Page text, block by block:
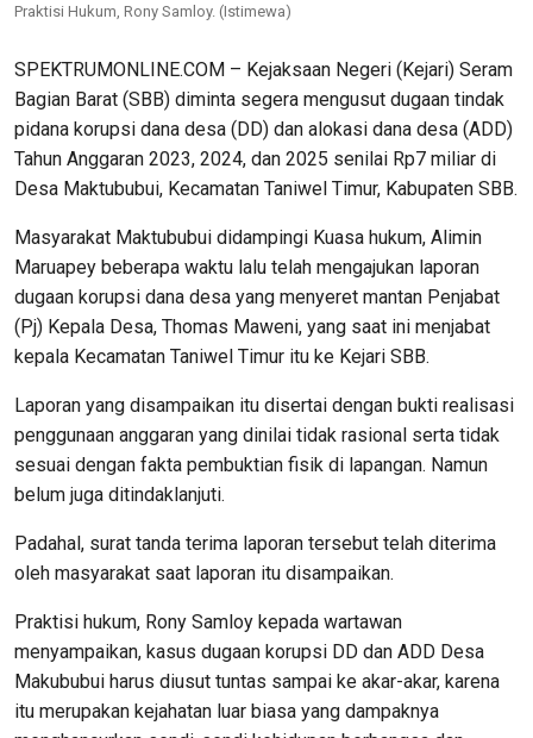
Praktisi Hukum, Rony Samloy. (Istimewa)
SPEKTRUMONLINE.COM – Kejaksaan Negeri (Kejari) Seram
Bagian Barat (SBB) diminta segera mengusut dugaan tindak
pidana korupsi dana desa (DD) dan alokasi dana desa (ADD)
Tahun Anggaran 2023, 2024, dan 2025 senilai Rp7 miliar di
Desa Maktububui, Kecamatan Taniwel Timur, Kabupaten SBB.
Masyarakat Maktububui didampingi Kuasa hukum, Alimin
Maruapey beberapa waktu lalu telah mengajukan laporan
dugaan korupsi dana desa yang menyeret mantan Penjabat
(Pj) Kepala Desa, Thomas Maweni, yang saat ini menjabat
kepala Kecamatan Taniwel Timur itu ke Kejari SBB.
Laporan yang disampaikan itu disertai dengan bukti realisasi
penggunaan anggaran yang dinilai tidak rasional serta tidak
sesuai dengan fakta pembuktian fisik di lapangan. Namun
belum juga ditindaklanjuti.
Padahal, surat tanda terima laporan tersebut telah diterima
oleh masyarakat saat laporan itu disampaikan.
Praktisi hukum, Rony Samloy kepada wartawan
menyampaikan, kasus dugaan korupsi DD dan ADD Desa
Makububui harus diusut tuntas sampai ke akar-akar, karena
itu merupakan kejahatan luar biasa yang dampaknya